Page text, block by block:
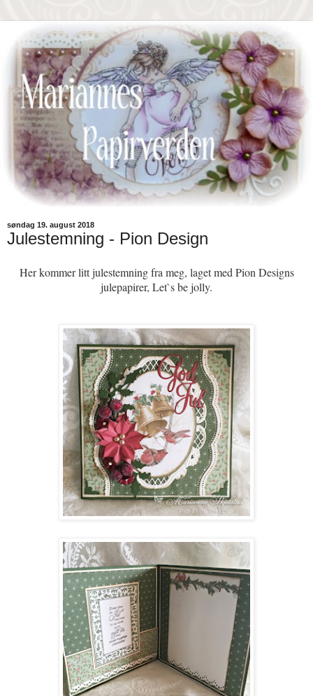
søndag 19. august 2018
Julestemning - Pion Design
Her kommer litt julestemning fra meg, laget med Pion Designs
julepapirer, Let`s be jolly.